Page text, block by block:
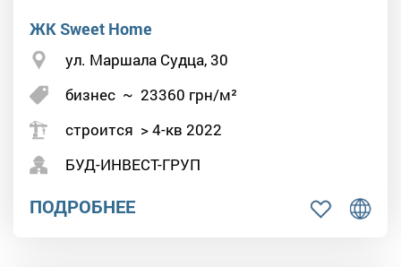
ЖК Sweet Home
ул. Маршала Судца, 30
бизнес ~ 23360 грн/м²
строится > 4-кв 2022
БУД-ИНВЕСТ-ГРУП
ПОДРОБНЕЕ